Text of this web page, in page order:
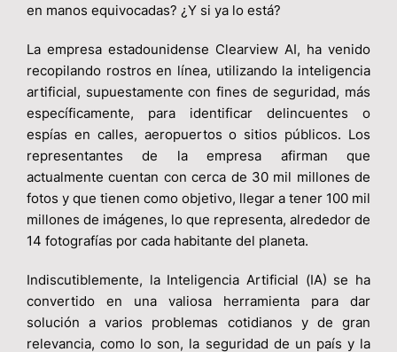
en manos equivocadas? ¿Y si ya lo está?
La empresa estadounidense Clearview AI, ha venido
recopilando rostros en línea, utilizando la inteligencia
artificial, supuestamente con fines de seguridad, más
específicamente, para identificar delincuentes o
espías en calles, aeropuertos o sitios públicos. Los
representantes de la empresa afirman que
actualmente cuentan con cerca de 30 mil millones de
fotos y que tienen como objetivo, llegar a tener 100 mil
millones de imágenes, lo que representa, alrededor de
14 fotografías por cada habitante del planeta.
Indiscutiblemente, la Inteligencia Artificial (IA) se ha
convertido en una valiosa herramienta para dar
solución a varios problemas cotidianos y de gran
relevancia, como lo son, la seguridad de un país y la